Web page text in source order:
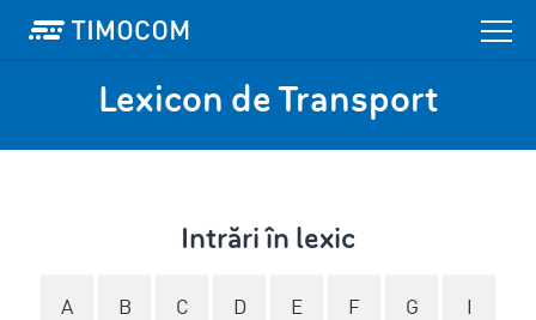
Lexicon de Transport
Intrări în lexic
A B C D E F G